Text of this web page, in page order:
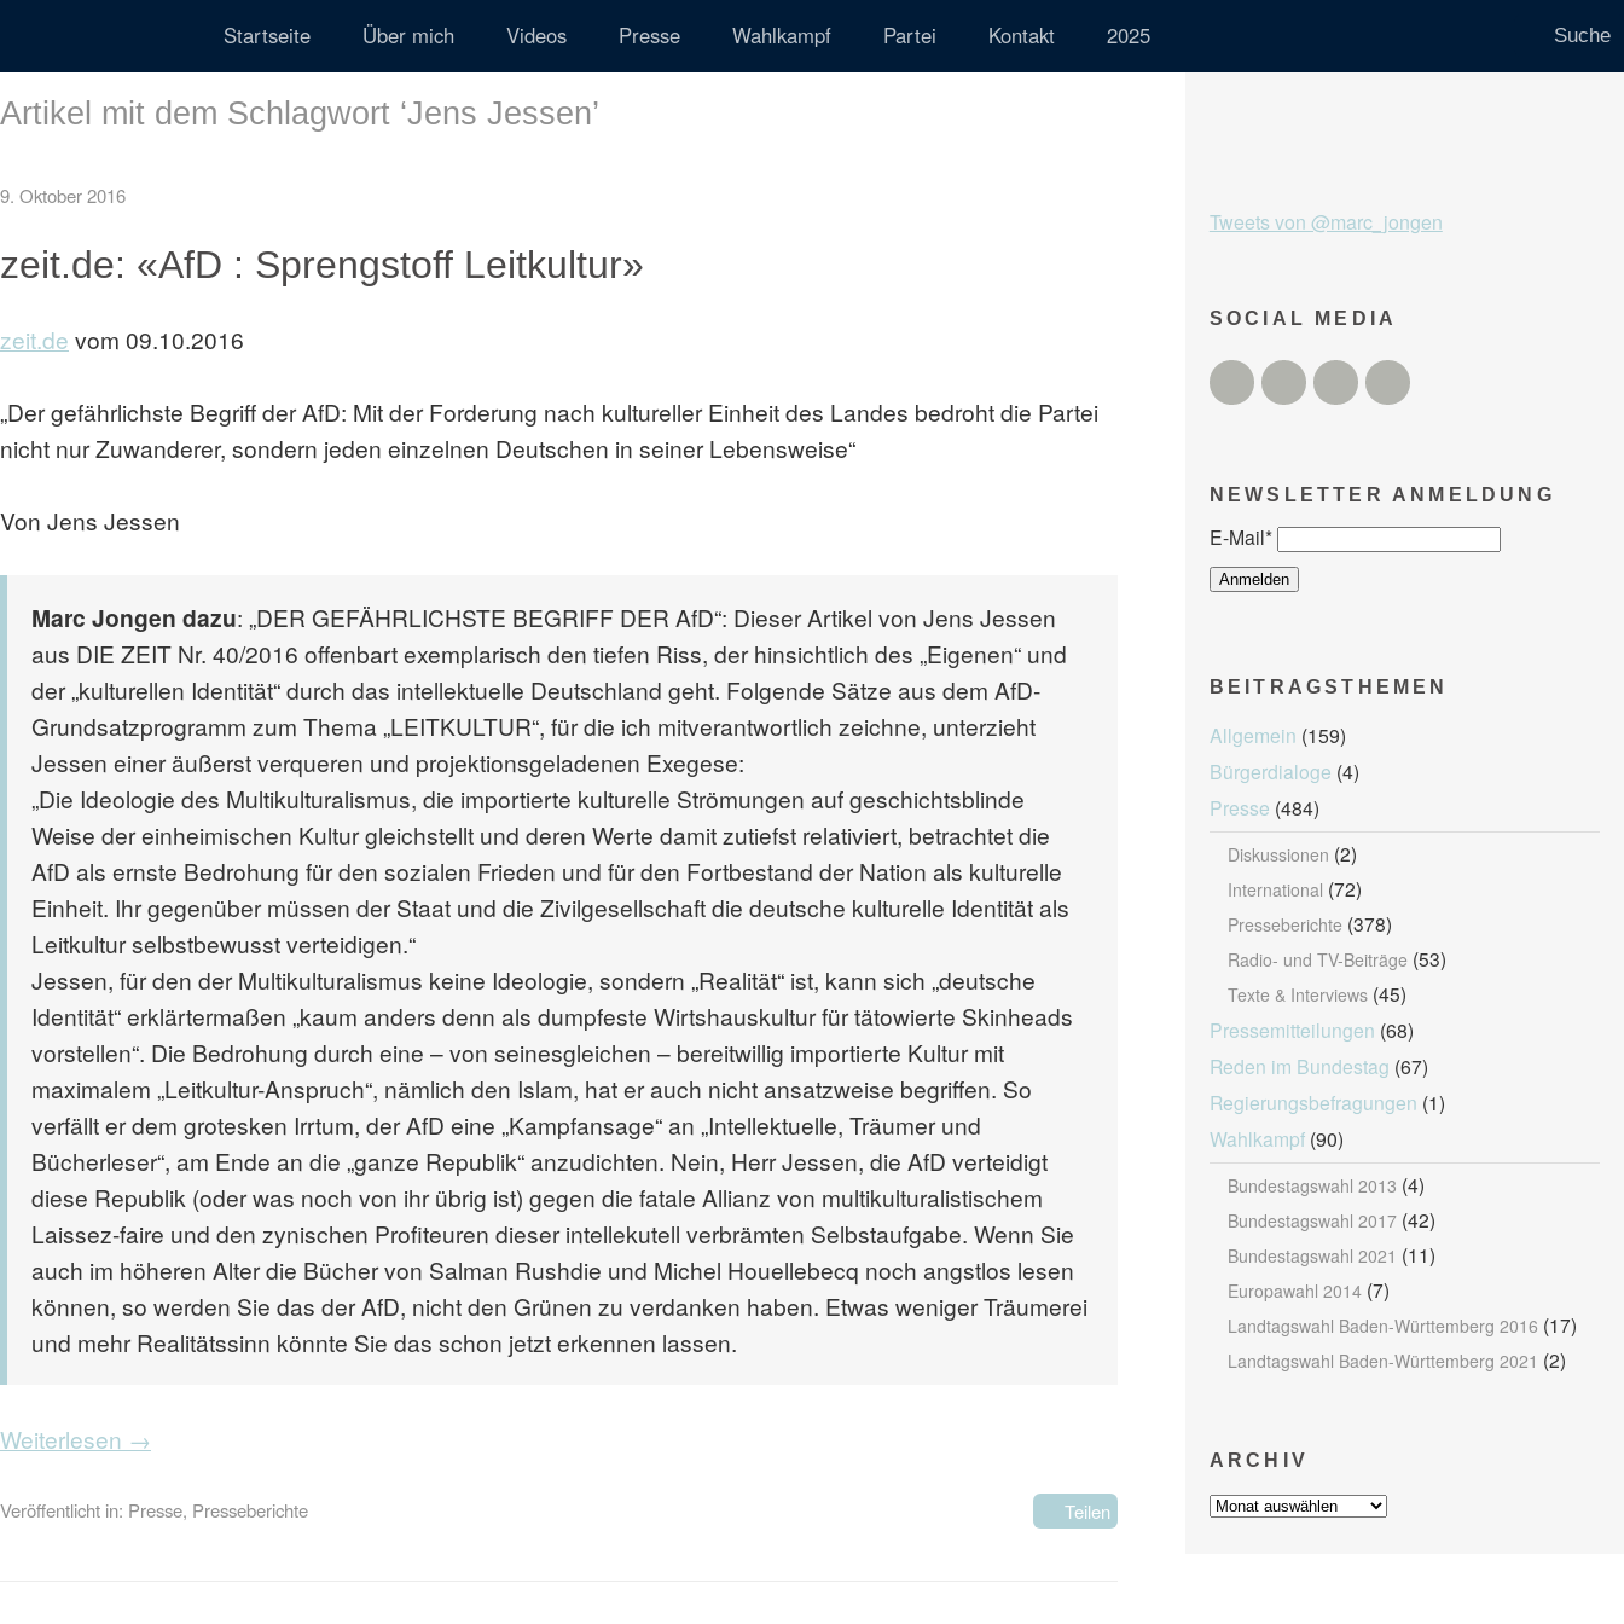
Startseite Über mich Videos Presse Wahlkampf Partei Kontakt 2025
Artikel mit dem Schlagwort ‘Jens Jessen’
9. Oktober 2016
zeit.de: «AfD : Sprengstoff Leitkultur»
zeit.de vom 09.10.2016
„Der gefährlichste Begriff der AfD: Mit der Forderung nach kultureller Einheit des Landes bedroht die Partei
nicht nur Zuwanderer, sondern jeden einzelnen Deutschen in seiner Lebensweise“
Von Jens Jessen
Marc Jongen dazu: „DER GEFÄHRLICHSTE BEGRIFF DER AfD“: Dieser Artikel von Jens Jessen
aus DIE ZEIT Nr. 40/2016 offenbart exemplarisch den tiefen Riss, der hinsichtlich des „Eigenen“ und
der „kulturellen Identität“ durch das intellektuelle Deutschland geht. Folgende Sätze aus dem AfD-
Grundsatzprogramm zum Thema „LEITKULTUR“, für die ich mitverantwortlich zeichne, unterzieht
Jessen einer äußerst verqueren und projektionsgeladenen Exegese:
„Die Ideologie des Multikulturalismus, die importierte kulturelle Strömungen auf geschichtsblinde
Weise der einheimischen Kultur gleichstellt und deren Werte damit zutiefst relativiert, betrachtet die
AfD als ernste Bedrohung für den sozialen Frieden und für den Fortbestand der Nation als kulturelle
Einheit. Ihr gegenüber müssen der Staat und die Zivilgesellschaft die deutsche kulturelle Identität als
Leitkultur selbstbewusst verteidigen.“
Jessen, für den der Multikulturalismus keine Ideologie, sondern „Realität“ ist, kann sich „deutsche
Identität“ erklärtermaßen „kaum anders denn als dumpfeste Wirtshauskultur für tätowierte Skinheads
vorstellen“. Die Bedrohung durch eine – von seinesgleichen – bereitwillig importierte Kultur mit
maximalem „Leitkultur-Anspruch“, nämlich den Islam, hat er auch nicht ansatzweise begriffen. So
verfällt er dem grotesken Irrtum, der AfD eine „Kampfansage“ an „Intellektuelle, Träumer und
Bücherleser“, am Ende an die „ganze Republik“ anzudichten. Nein, Herr Jessen, die AfD verteidigt
diese Republik (oder was noch von ihr übrig ist) gegen die fatale Allianz von multikulturalistischem
Laissez-faire und den zynischen Profiteuren dieser intellekutell verbrämten Selbstaufgabe. Wenn Sie
auch im höheren Alter die Bücher von Salman Rushdie und Michel Houellebecq noch angstlos lesen
können, so werden Sie das der AfD, nicht den Grünen zu verdanken haben. Etwas weniger Träumerei
und mehr Realitätssinn könnte Sie das schon jetzt erkennen lassen.
Weiterlesen →
Veröffentlicht in: Presse, Presseberichte Teilen
Tweets von @marc_jongen
SOCIAL MEDIA
TwitterFacebookInstagramYouTube
NEWSLETTER ANMELDUNG
E-Mail*
BEITRAGSTHEMEN
Allgemein (159)
Bürgerdialoge (4)
Presse (484)
Diskussionen (2)
International (72)
Presseberichte (378)
Radio- und TV-Beiträge (53)
Texte & Interviews(45)
Pressemitteilungen (68)
Reden im Bundestag (67)
Regierungsbefragungen (1)
Wahlkampf(90)
Bundestagswahl 2013 (4)
Bundestagswahl 2017(42)
Bundestagswahl 2021 (11)
Europawahl 2014(7)
Landtagswahl Baden-Württemberg 2016 (17)
Landtagswahl Baden-Württemberg 2021 (2)
ARCHIV
Archiv